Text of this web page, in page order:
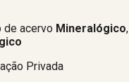
de acervo Mineralógico,
Privada